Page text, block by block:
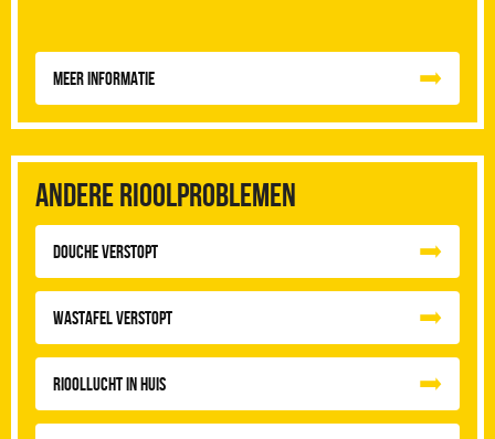
Meer informatie
Andere rioolproblemen
Douche Verstopt
Wastafel Verstopt
Rioollucht in huis